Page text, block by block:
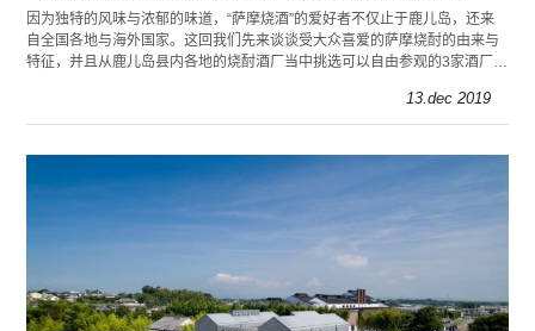
因为独特的风味与浓郁的味道，“萨摩烧酒”的爱好者不仅止于鹿儿岛，还来
自全国各地与海外国家。这回我们先来谈谈受大众喜爱的萨摩烧酎的由来与
特征，并且从鹿儿岛县内各地的烧酎酒厂当中挑选可以自由参观的3家酒厂，
13.dec 2019